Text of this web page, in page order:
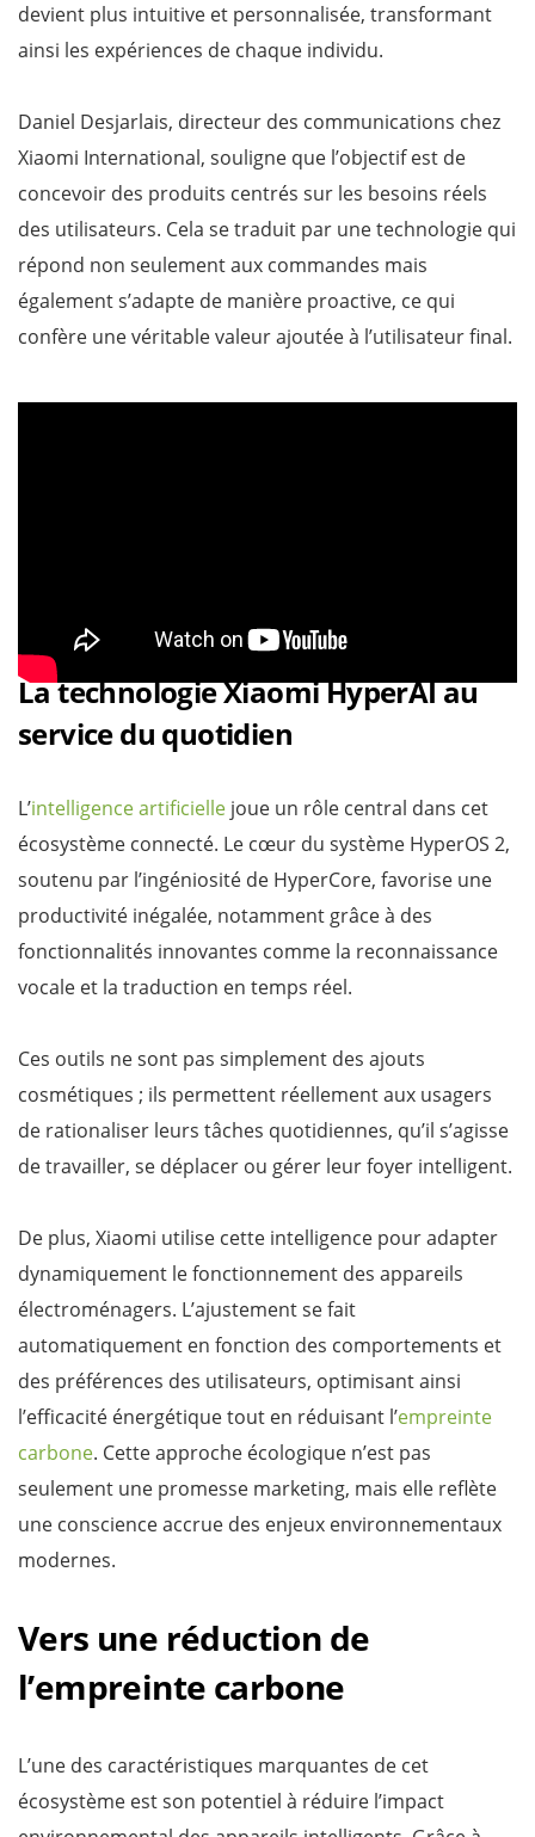
devient plus intuitive et personnalisée, transformant
ainsi les expériences de chaque individu.
Daniel Desjarlais, directeur des communications chez
Xiaomi International, souligne que l’objectif est de
concevoir des produits centrés sur les besoins réels
des utilisateurs. Cela se traduit par une technologie qui
répond non seulement aux commandes mais
également s’adapte de manière proactive, ce qui
confère une véritable valeur ajoutée à l’utilisateur final.
La technologie Xiaomi HyperAI au
service du quotidien
L’intelligence artificielle joue un rôle central dans cet
écosystème connecté. Le cœur du système HyperOS 2,
soutenu par l’ingéniosité de HyperCore, favorise une
productivité inégalée, notamment grâce à des
fonctionnalités innovantes comme la reconnaissance
vocale et la traduction en temps réel.
Ces outils ne sont pas simplement des ajouts
cosmétiques ; ils permettent réellement aux usagers
de rationaliser leurs tâches quotidiennes, qu’il s’agisse
de travailler, se déplacer ou gérer leur foyer intelligent.
De plus, Xiaomi utilise cette intelligence pour adapter
dynamiquement le fonctionnement des appareils
électroménagers. L’ajustement se fait
automatiquement en fonction des comportements et
des préférences des utilisateurs, optimisant ainsi
l’efficacité énergétique tout en réduisant l’empreinte
carbone. Cette approche écologique n’est pas
seulement une promesse marketing, mais elle reflète
une conscience accrue des enjeux environnementaux
modernes.
Vers une réduction de
l’empreinte carbone
L’une des caractéristiques marquantes de cet
écosystème est son potentiel à réduire l’impact